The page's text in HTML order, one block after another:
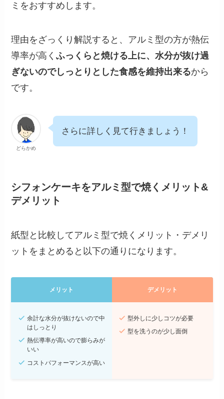
ミをおすすめします。
理由をざっくり解説すると、アルミ型の方が熱伝
導率が高くふっくらと焼ける上に、水分が抜け過
ぎないのでしっとりとした食感を維持出来るから
です。
どらかめ
さらに詳しく見て行きましょう！
シフォンケーキをアルミ型で焼くメリット&
デメリット
紙型と比較してアルミ型で焼くメリット・デメリ
ットをまとめると以下の通りになります。
メリット デメリット
余計な水分が抜けないので中
はしっとり
熱伝導率が高いので膨らみが
いい
コストパフォーマンスが高い
型外しに少しコツが必要
型を洗うのが少し面倒